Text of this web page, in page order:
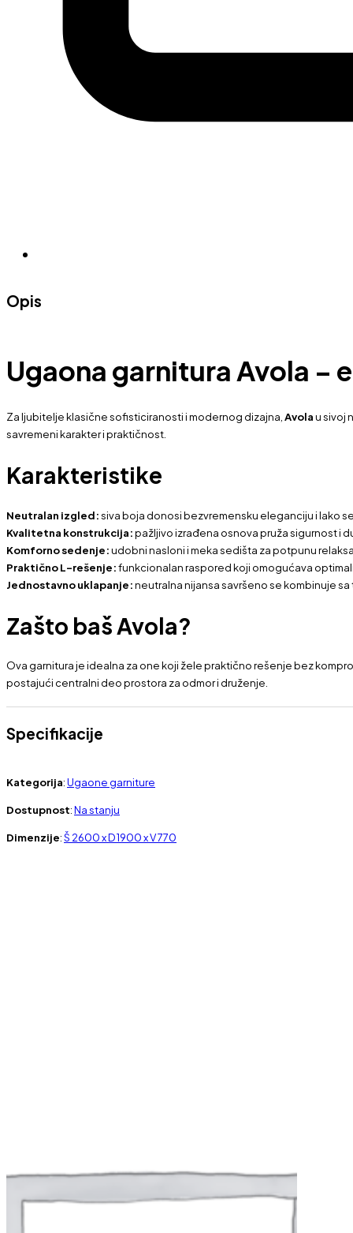
Opis
Ugaona garnitura Avola –
Za ljubitelje klasične sofisticiranosti i modernog dizajna,Avolau sivoj
savremeni karakter i praktičnost.
Karakteristike
Neutralan izgled:siva boja donosi bezvremensku eleganciju i lako
Kvalitetna konstrukcija:pažljivo izrađena osnova pruža sigurnost i
Komforno sedenje:udobni nasloni i meka sedišta za potpunu
Praktično L–rešenje:funkcionalan raspored koji omogućava
Jednostavno uklapanje:neutralna nijansa savršeno se kombinuje
Zašto baš Avola?
Ova garnitura je idealna za one koji žele praktično rešenje bez
postajući centralni deo prostora za odmor i druženje.
Specifikacije
Kategorija:Ugaone garniture
Dostupnost:Na stanju
Dimenzije:Š 2600 x D 1900 x V 770